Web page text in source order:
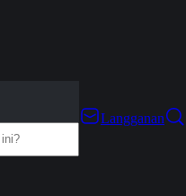
Langganan